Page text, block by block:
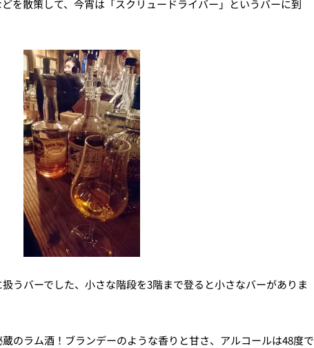
を散策して、今宵は「スクリュードライバー」というバーに到
うバーでした、小さな階段を3階まで登ると小さなバーがありま
のラム酒！ブランデーのような香りと甘さ、アルコールは48度で